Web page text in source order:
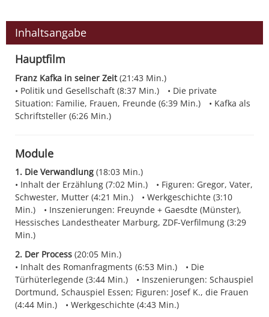
Inhaltsangabe
Hauptfilm
Franz Kafka in seiner Zeit(21:43 Min.)
Politik und Gesellschaft (8:37 Min.)
Die private
Situation: Familie, Frauen, Freunde (6:39 Min.)
Kafka als
Schriftsteller (6:26 Min.)
Module
1. Die Verwandlung (18:03 Min.)
Inhalt der Erzählung (7:02 Min.)
Figuren: Gregor, Vater,
Schwester, Mutter (4:21 Min.)
Werkgeschichte (3:10
Min.)
Inszenierungen: Freuynde + Gaesdte (Münster),
Hessisches Landestheater Marburg, ZDF-Verfilmung (3:29
Min.)
2. Der Process (20:05 Min.)
Inhalt des Romanfragments (6:53 Min.)
Die
Türhüterlegende (3:44 Min.)
Inszenierungen: Schauspiel
Dortmund, Schauspiel Essen; Figuren: Josef K., die Frauen
(4:44 Min.)
Werkgeschichte (4:43 Min.)